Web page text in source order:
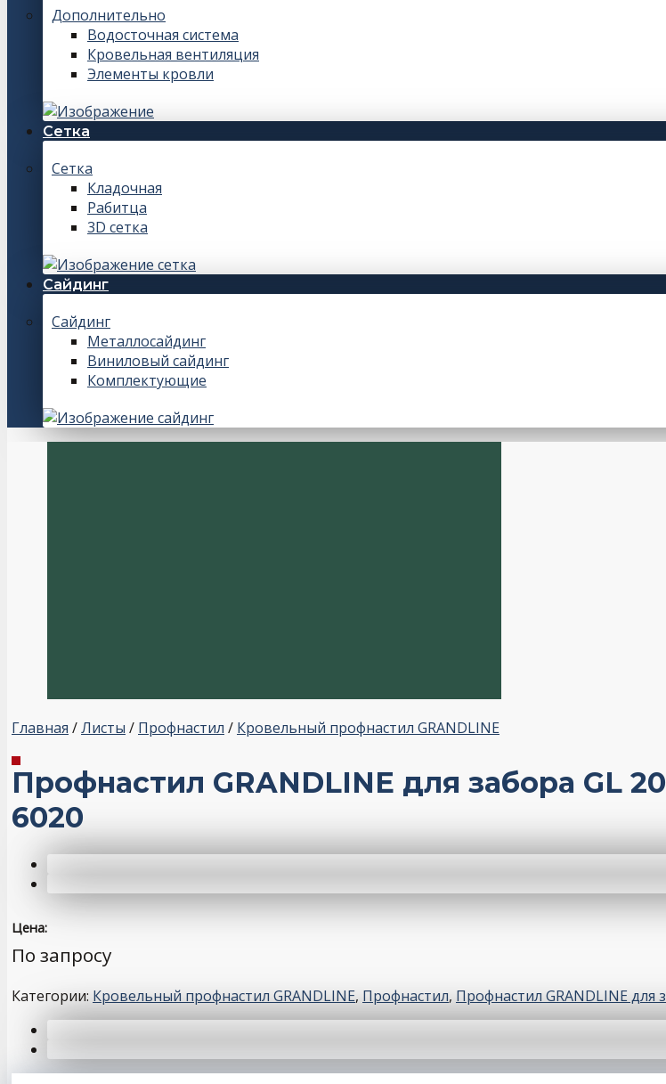
Дополнительно
Водосточная система
Кровельная вентиляция
Элементы кровли
Сетка
Сетка
Кладочная
Рабитца
3D сетка
Сайдинг
Сайдинг
Металлосайдинг
Виниловый сайдинг
Комплектующие
Главная /Листы / Профнастил / Кровельный профнастил GRANDLINE
Профнастил GRANDLINE для забора GL
6020
Цена:
По запросу
Категории: Кровельный профнастил GRANDLINE, Профнастил, Профнастил GRANDLINE для